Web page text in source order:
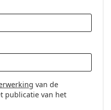
van de
publicatie van het